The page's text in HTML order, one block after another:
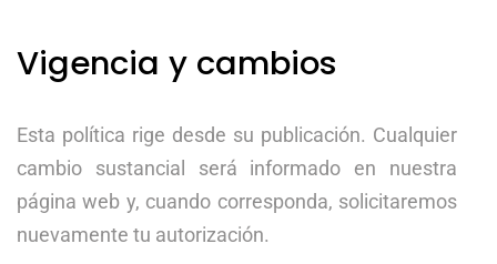
Vigencia y cambios
Esta política rige desde su publicación. Cualquier
cambio sustancial será informado en nuestra
página web y, cuando corresponda, solicitaremos
nuevamente tu autorización.